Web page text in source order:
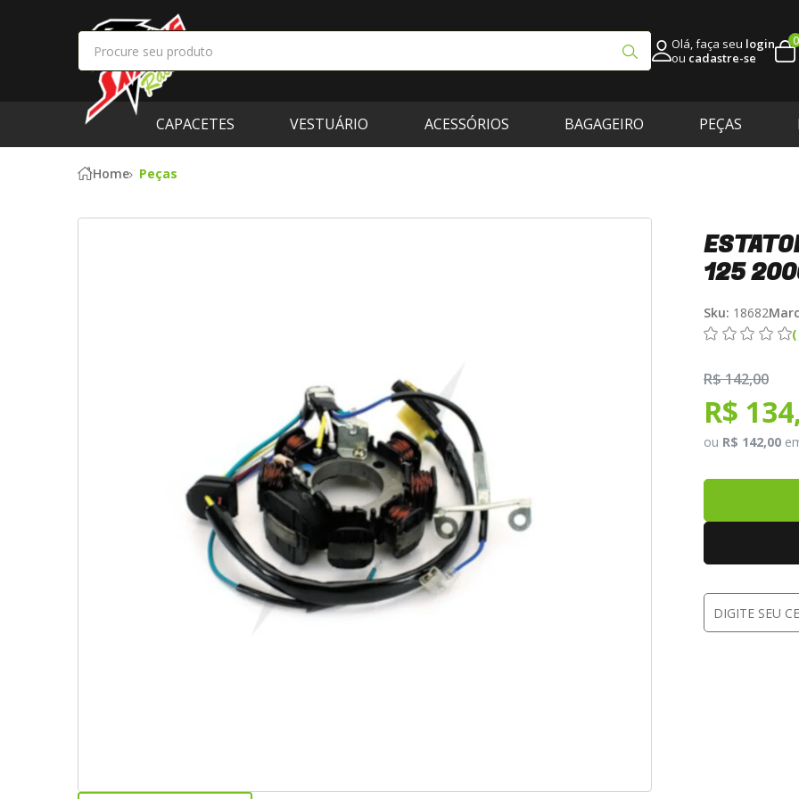
Olá, faça seu login
ou cadastre-se
0
CAPACETES VESTUÁRIO ACESSÓRIOS BAGAGEIRO PEÇAS
Home Peças
125
Sku: 18682
R$ 142,00
R$
ou R$ 142,00